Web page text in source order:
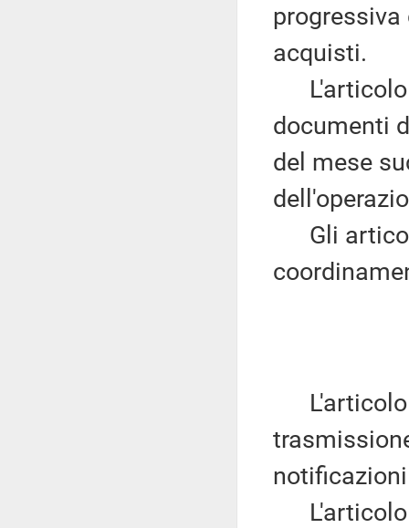
acquisti.
L'articolo
documenti
del mese
Gli
L'articolo
L'articolo